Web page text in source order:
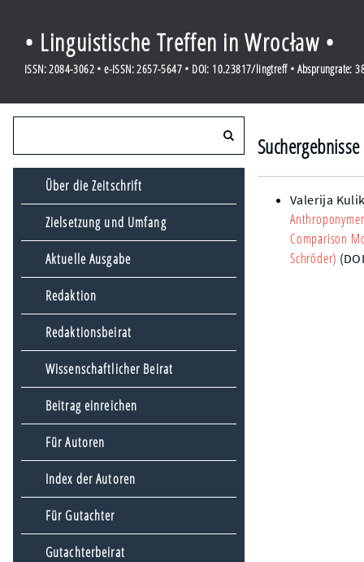
• Linguistische Treffen in Wrocław •
ISSN: 2084-3062 • e-ISSN: 2657-5647 • DOI: 10.23817/lingtreff • Absprungrate:
Über die Zeitschrift
Zielsetzung und Umfang
Aktuelle Ausgabe
Redaktion
Redaktionsbeirat
Wissenschaftlicher Beirat
Beitrag einreichen
Für Autoren
Index der Autoren
Für Gutachter
Gutachterbeirat
Valerija
Comparison
Schröder)